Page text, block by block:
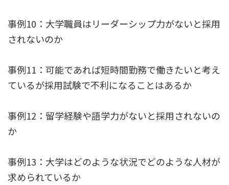
事例10：大学職員はリーダーシップ力がないと採用
されないのか
事例11：可能であれば短時間勤務で働きたいと考え
ているが採用試験で不利になることはあるか
事例12：留学経験や語学力がないと採用されないの
か
事例13：大学はどのような状況でどのような人材が
求められているか